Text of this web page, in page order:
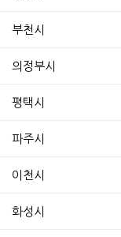
부천시
의정부시
평택시
파주시
이천시
화성시